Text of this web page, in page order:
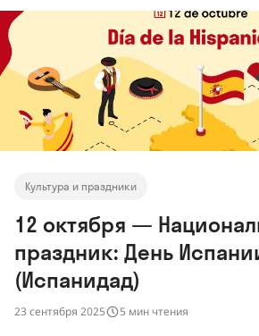
Культура и праздники
12 октября —
праздник: День
(Испанидад)
23 сентября 2025 5 мин чтения